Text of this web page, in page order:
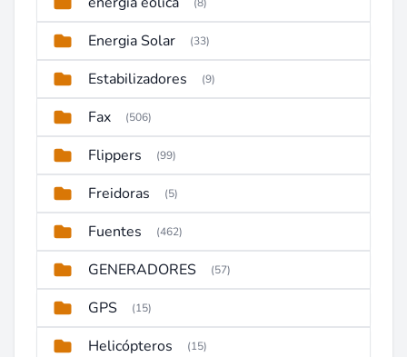
Energia Solar (33)
Estabilizadores (9)
Fax (506)
Flippers (99)
Freidoras (5)
Fuentes (462)
GENERADORES (57)
GPS (15)
Helicópteros (15)